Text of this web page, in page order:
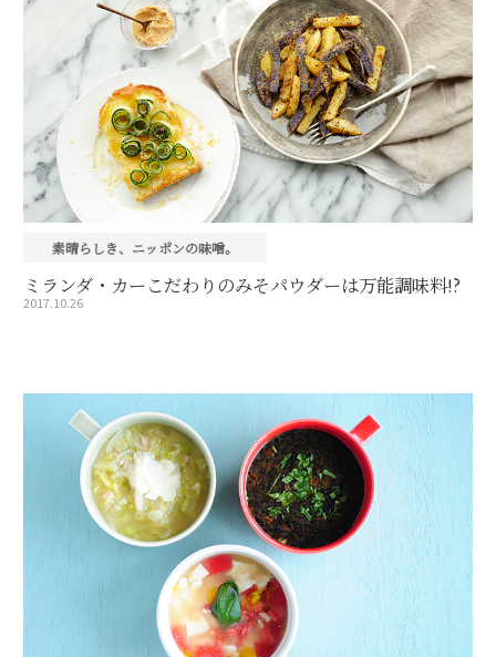
素晴らしき、ニッポンの味噌。
ミランダ・カーこだわりのみそパウダーは万能調味料!?
2017.10.26